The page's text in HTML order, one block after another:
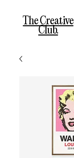
The Creative
Club.